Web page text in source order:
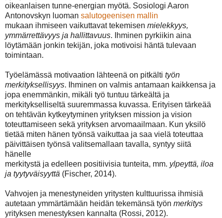
oikeanlaisen tunne-energian myötä. Sosiologi Aaron
Antonovskyn luoman salutogeenisen mallin
mukaan ihmiseen vaikuttavat tekemisen mielekkyys,
ymmärrettävyys ja hallittavuus. Ihminen pyrkiikin aina
löytämään jonkin tekijän, joka motivoisi häntä tulevaan
toimintaan.
Työelämässä motivaation lähteenä on pitkälti työn
merkityksellisyys. Ihminen on valmis antamaan kaikkensa ja
jopa enemmänkin, mikäli työ tuntuu tärkeältä ja
merkitykselliseltä suuremmassa kuvassa. Erityisen tärkeää
on tehtävän kytkeytyminen yrityksen mission ja vision
toteuttamiseen sekä yrityksen arvomaailmaan. Kun yksilö
tietää miten hänen työnsä vaikuttaa ja saa vielä toteuttaa
päivittäisen työnsä valitsemallaan tavalla, syntyy siitä
hänelle
merkitystä ja edelleen positiivisia tunteita, mm. ylpeyttä, iloa
ja tyytyväisyyttä (Fischer, 2014).
Vahvojen ja menestyneiden yritysten kulttuurissa ihmisiä
autetaan ymmärtämään heidän tekemänsä työn merkitys
yrityksen menestyksen kannalta (Rossi, 2012).